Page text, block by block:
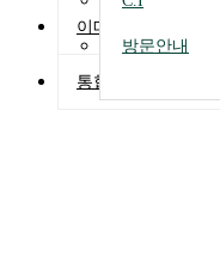
방문안내
이메일무단수집거부
통합검색